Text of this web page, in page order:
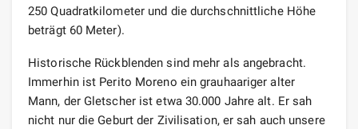
250 Quadratkilometer und die durchschnittliche Höhe
beträgt 60 Meter).
Historische Rückblenden sind mehr als angebracht.
Immerhin ist Perito Moreno ein grauhaariger alter
Mann, der Gletscher ist etwa 30.000 Jahre alt. Er sah
nicht nur die Geburt der Zivilisation, er sah auch unsere